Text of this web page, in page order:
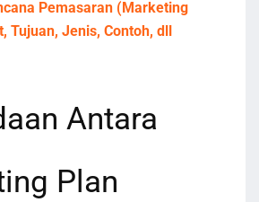
Pemasaran (Marketing
Tujuan, Jenis, Contoh, dll
Antara
Plan